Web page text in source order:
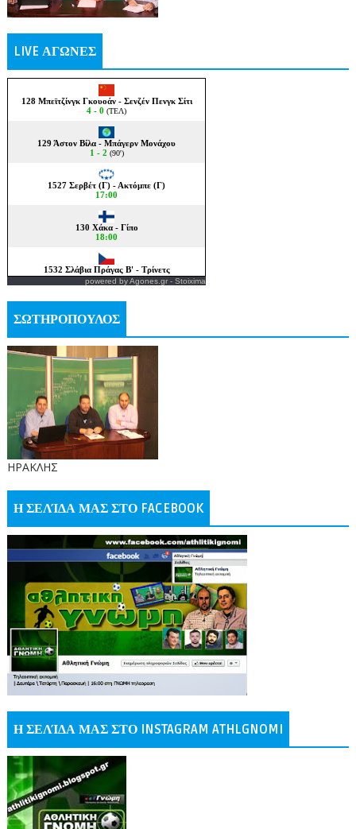
LIVE ΑΓΩΝΕΣ
powered byAgones.gr- Stoixima
ΣΩΤΗΡΟΠΟΥΛΟΣ
ΗΡΑΚΛΗΣ
Η ΣΕΛΊΔΑ ΜΑΣ ΣΤΟ FACEBOOK
Η ΣΕΛΊΔΑ ΜΑΣ ΣΤΟ INSTAGRAM ATHLGNOMI